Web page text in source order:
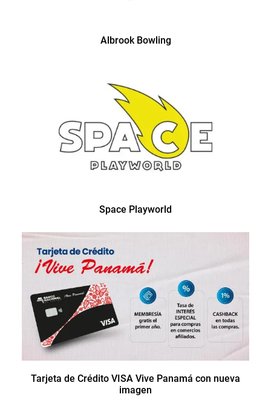
Albrook Bowling
Space Playworld
Tarjeta de Crédito VISA Vive Panamá con nueva
imagen